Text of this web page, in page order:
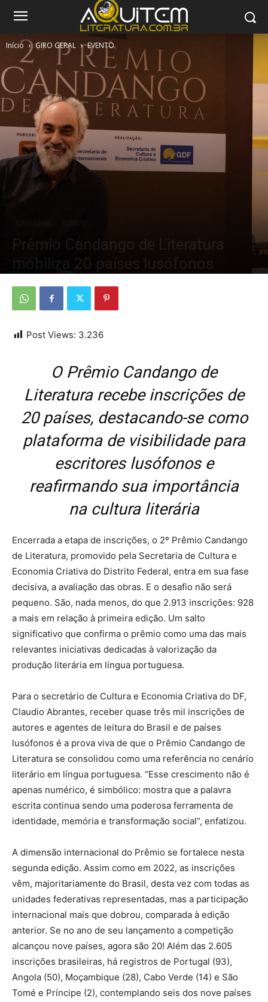
Início GIRO GERAL EVENTO
Prêmio Candango de Literatura
mobiliza 20 países lusófonos
Post Views: 3.236
O Prêmio Candango de
Literatura recebe inscrições de
20 países, destacando-se como
plataforma de visibilidade para
escritores lusófonos e
reafirmando sua importância
na cultura literária
Encerrada a etapa de inscrições, o 2º Prêmio Candango
de Literatura, promovido pela Secretaria de Cultura e
Economia Criativa do Distrito Federal, entra em sua fase
decisiva, a avaliação das obras. E o desafio não será
pequeno. São, nada menos, do que 2.913 inscrições: 928
a mais em relação à primeira edição. Um salto
significativo que confirma o prêmio como uma das mais
relevantes iniciativas dedicadas à valorização da
produção literária em língua portuguesa.
Para o secretário de Cultura e Economia Criativa do DF,
Claudio Abrantes, receber quase três mil inscrições de
autores e agentes de leitura do Brasil e de países
lusófonos é a prova viva de que o Prêmio Candango de
Literatura se consolidou como uma referência no cenário
literário em língua portuguesa. “Esse crescimento não é
apenas numérico, é simbólico: mostra que a palavra
escrita continua sendo uma poderosa ferramenta de
identidade, memória e transformação social”, enfatizou.
A dimensão internacional do Prêmio se fortalece nesta
segunda edição. Assim como em 2022, as inscrições
vêm, majoritariamente do Brasil, desta vez com todas as
unidades federativas representadas, mas a participação
internacional mais que dobrou, comparada à edição
anterior. Se no ano de seu lançamento a competição
alcançou nove países, agora são 20! Além das 2.605
inscrições brasileiras, há registros de Portugal (93),
Angola (50), Moçambique (28), Cabo Verde (14) e São
Tomé e Príncipe (2), contemplando seis dos nove países